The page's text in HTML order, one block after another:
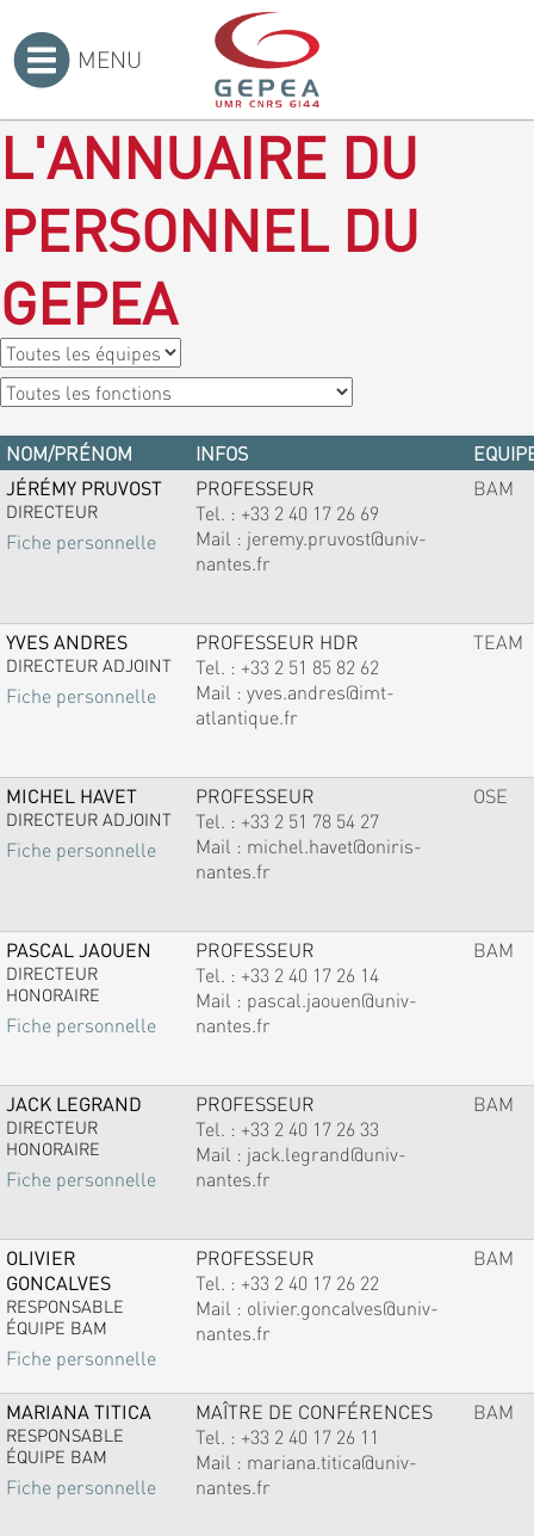
MENU
L'ANNUAIRE DU
PERSONNEL DU
GEPEA
NOM/PRÉNOM INFOS
JÉRÉMY PRUVOST
DIRECTEUR
Fiche personnelle
PROFESSEUR
Tel. : +33 2 40 17 26 69
Mail : jeremy.pruvost@univ-
nantes.fr
BAM
YVES ANDRES
DIRECTEUR ADJOINT
Fiche personnelle
PROFESSEUR HDR
Tel. : +33 2 51 85 82 62
Mail : yves.andres@imt-
atlantique.fr
TEAM
MICHEL HAVET
DIRECTEUR ADJOINT
Fiche personnelle
PROFESSEUR
Tel. : +33 2 51 78 54 27
Mail : michel.havet@oniris-
nantes.fr
OSE
PASCAL JAOUEN
DIRECTEUR
HONORAIRE
Fiche personnelle
PROFESSEUR
Tel. : +33 2 40 17 26 14
Mail : pascal.jaouen@univ-
nantes.fr
BAM
JACK LEGRAND
DIRECTEUR
HONORAIRE
Fiche personnelle
PROFESSEUR
Tel. : +33 2 40 17 26 33
Mail : jack.legrand@univ-
nantes.fr
BAM
OLIVIER
GONCALVES
RESPONSABLE
ÉQUIPE BAM
Fiche personnelle
PROFESSEUR
Tel. : +33 2 40 17 26 22
Mail : olivier.goncalves@univ-
nantes.fr
BAM
MARIANA TITICA
RESPONSABLE
ÉQUIPE BAM
Fiche personnelle
MAÎTRE DE CONFÉRENCES
Tel. : +33 2 40 17 26 11
Mail : mariana.titica@univ-
nantes.fr
BAM